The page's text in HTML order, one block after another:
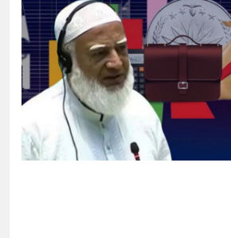
অভিযোগে জাবি ছাত্রদলের যুগ্ম আহ্বায়ককে কারণ
মব সৃষ্টির সুযোগ নিতে পারে আওয়ামী লীগ: